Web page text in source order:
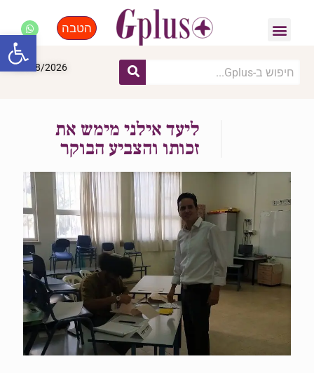
הטבה
09/08/2026
ליעד אילני מימש את
זכותו והצביע הבוקר
פתח